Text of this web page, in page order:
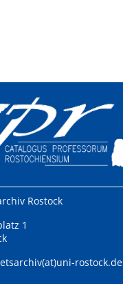
Rostock
1
rostock.de